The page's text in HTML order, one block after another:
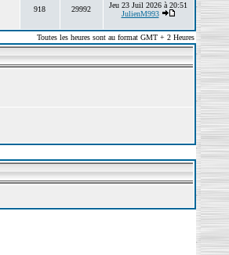
918 29992
Jeu 23 Juil 2026 à 20:51
JulienM993
Toutes les heures sont au format GMT + 2 Heures